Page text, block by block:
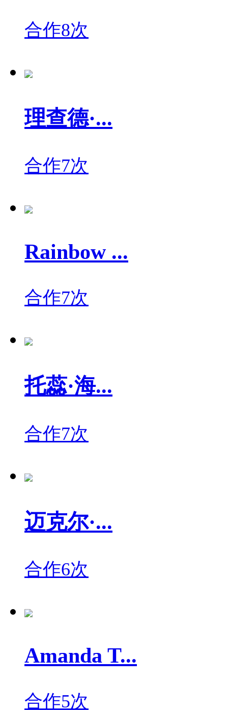
合作8次
理查德·...
合作7次
Rainbow ...
合作7次
托蕊·海...
合作7次
迈克尔·...
合作6次
Amanda T...
合作5次